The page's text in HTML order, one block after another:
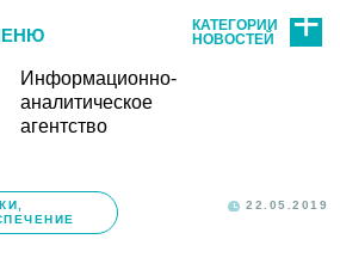
Информационно-
аналитическое
агентство
КАТЕГОРИИ
НОВОСТЕЙ
22.05.2019